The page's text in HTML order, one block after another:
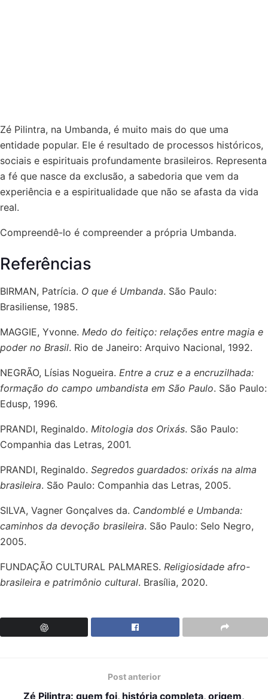
Zé Pilintra, na Umbanda, é muito mais do que uma
entidade popular. Ele é resultado de processos históricos,
sociais e espirituais profundamente brasileiros. Representa
a fé que nasce da exclusão, a sabedoria que vem da
experiência e a espiritualidade que não se afasta da vida
real.
Compreendê-lo é compreender a própria Umbanda.
Referências
BIRMAN, Patrícia. O que é Umbanda. São Paulo:
Brasiliense, 1985.
MAGGIE, Yvonne. Medo do feitiço: relações entre magia e
poder no Brasil. Rio de Janeiro: Arquivo Nacional, 1992.
NEGRÃO, Lísias Nogueira. Entre a cruz e a encruzilhada:
formação do campo umbandista em São Paulo. São Paulo:
Edusp, 1996.
PRANDI, Reginaldo. Mitologia dos Orixás. São Paulo:
Companhia das Letras, 2001.
PRANDI, Reginaldo. Segredos guardados: orixás na alma
brasileira. São Paulo: Companhia das Letras, 2005.
SILVA, Vagner Gonçalves da. Candomblé e Umbanda:
caminhos da devoção brasileira. São Paulo: Selo Negro,
2005.
FUNDAÇÃO CULTURAL PALMARES. Religiosidade afro-
brasileira e patrimônio cultural. Brasília, 2020.
Post anterior
Zé Pilintra: quem foi, história completa, origem,